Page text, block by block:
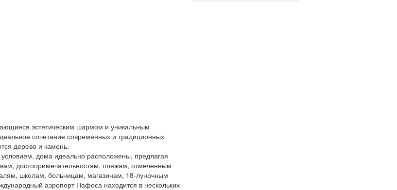
эстетическим шармом и уникальным
сочетание современных и традиционных
дерево и камень.
дома идеально расположены, предлагая
достопримечательностям, пляжам, отмеченным
школам, больницам, магазинам, 18-луночным
аэропорт Пафоса находится в нескольких